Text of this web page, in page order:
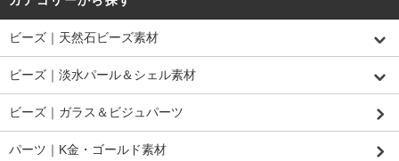
ビーズ｜天然石ビーズ素材
ビーズ｜淡水パール＆シェル素材
ビーズ｜ガラス＆ビジュパーツ
パーツ｜K金・ゴールド素材